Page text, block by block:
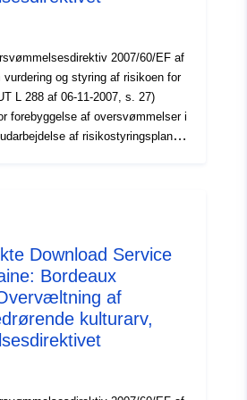
2007/60/EF af
vurdering og styring af risikoen for
L 288 af 06-11-2007, s. 27)
forebyggelse af oversvømmelser i
af risikostyringsplaner
miljøet, kulturarven og den
Målsætningen og kravene til
(LENE) og dekret af 2. marts
er det primære mål med
og
for interne afkast at bidrage til
for
om oversvømmelseseksponering.
Download Service
Bordeaux
af
kulturarv,